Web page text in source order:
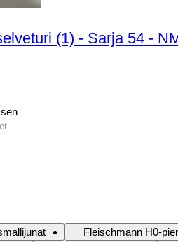
(1) - Sarja 54 -
Fleischmann H0-